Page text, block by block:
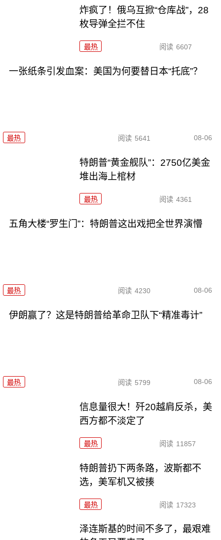
炸疯了！俄乌互掀“仓库战”，28
枚导弹全拦不住
最热 阅读 6607
一张纸条引发血案：美国为何要替日本“托底”？
最热 阅读 5641 08-06
特朗普“黄金舰队”：2750亿美金
堆出海上棺材
最热 阅读 4361
五角大楼“罗生门”：特朗普这出戏把全世界演懵
最热 阅读 4230 08-06
伊朗赢了？这是特朗普给革命卫队下“精准毒计”
最热 阅读 5799 08-06
信息量很大！歼20越肩反杀，美
西方都不淡定了
最热 阅读 11857
特朗普扔下两条路，波斯都不
选，美军机又被揍
最热 阅读 17323
泽连斯基的时间不多了，最艰难